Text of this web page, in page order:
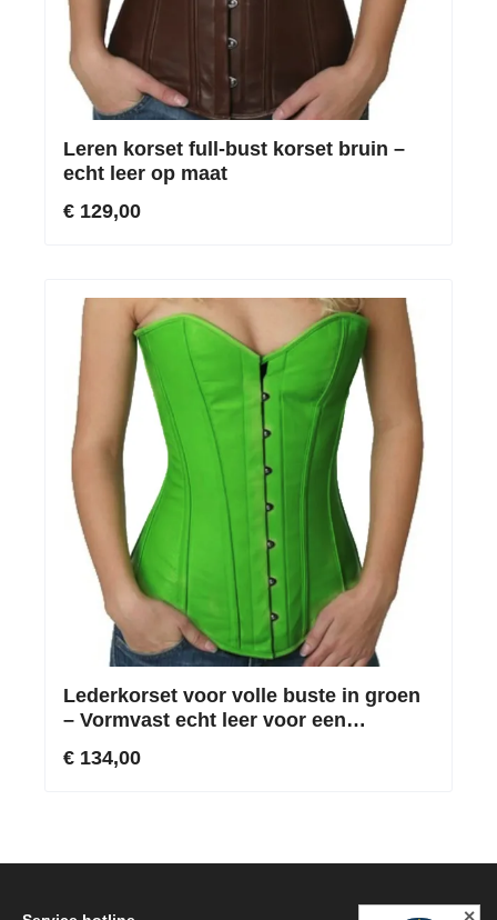
Leren korset full-bust korset bruin –
echt leer op maat
€ 129,00
Lederkorset voor volle buste in groen
– Vormvast echt leer voor een
€ 134,00